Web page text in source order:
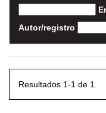
Autor/registro
Resultados 1-1 de 1.